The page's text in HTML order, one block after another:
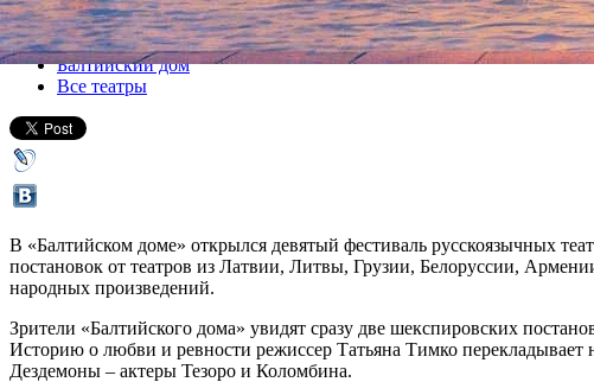
Все спектакли
Балтийский дом
Все театры
В «Балтийском доме» открылся девятый фестиваль русскоязычных
постановок от театров из Латвии, Литвы, Грузии, Белоруссии,
народных произведений.
Зрители «Балтийского дома» увидят сразу две шекспировских
Историю о любви и ревности режиссер Татьяна Тимко
Дездемоны – актеры Тезоро и Коломбина.